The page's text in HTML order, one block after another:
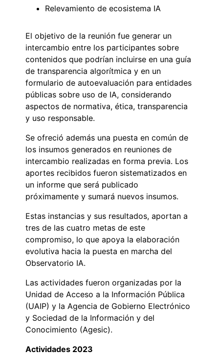
Relevamiento de ecosistema IA
El objetivo de la reunión fue generar un
intercambio entre los participantes sobre
contenidos que podrían incluirse en una guía
de transparencia algorítmica y en un
formulario de autoevaluación para entidades
públicas sobre uso de IA, considerando
aspectos de normativa, ética, transparencia
y uso responsable.
Se ofreció además una puesta en común de
los insumos generados en reuniones de
intercambio realizadas en forma previa. Los
aportes recibidos fueron sistematizados en
un informe que será publicado
próximamente y sumará nuevos insumos.
Estas instancias y sus resultados, aportan a
tres de las cuatro metas de este
compromiso, lo que apoya la elaboración
evolutiva hacia la puesta en marcha del
Observatorio IA.
Las actividades fueron organizadas por la
Unidad de Acceso a la Información Pública
(UAIP) y la Agencia de Gobierno Electrónico
y Sociedad de la Información y del
Conocimiento (Agesic).
Actividades 2023